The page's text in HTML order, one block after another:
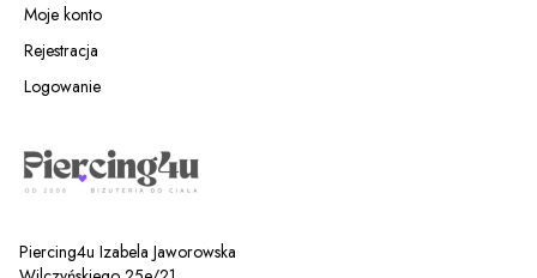
Moje konto
Rejestracja
Logowanie
Piercing4u Izabela Jaworowska